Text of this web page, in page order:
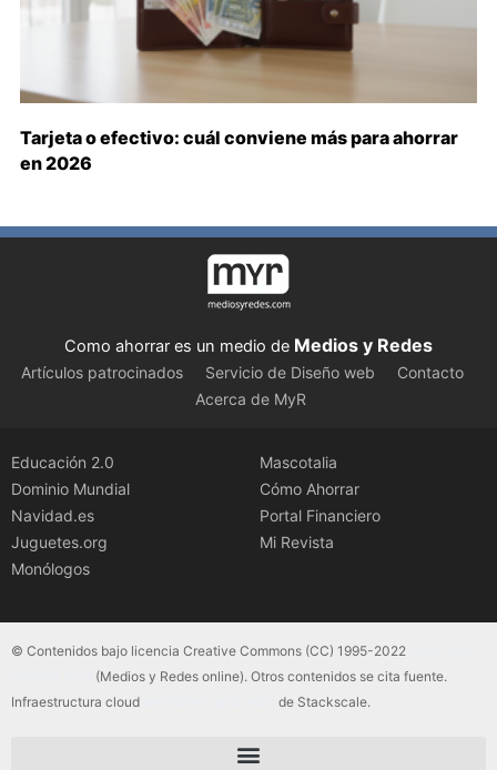
Tarjeta o efectivo: cuál conviene más para ahorrar
en 2026
Como ahorrar es un medio de Medios y Redes
Artículos patrocinados Servicio de Diseño web
Contacto
Acerca de MyR
Educación 2.0
Dominio Mundial
Navidad.es
Juguetes.org
Monólogos
Mascotalia
Cómo Ahorrar
Portal Financiero
Mi Revista
© Contenidos bajo licencia Creative Commons (CC) 1995-2022
(Medios y Redes online). Otros contenidos se cita fuente.
Infraestructura cloud
de Stackscale.